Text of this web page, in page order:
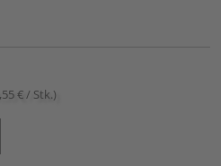
€ / Stk.)